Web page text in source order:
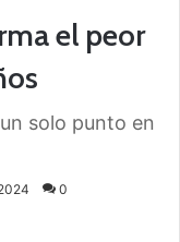
el peor
solo punto en
0